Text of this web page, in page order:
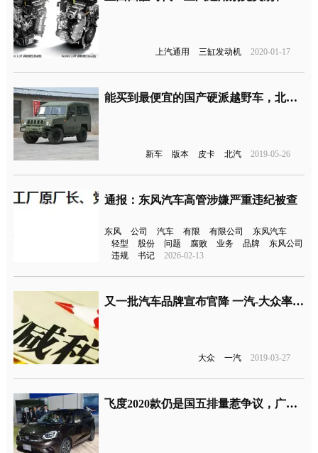
上汽通用 三缸发动机 2020-01-17
能买到最便宜的国产硬派越野车，北汽制造勇士新车型上市
新车 版本 皮卡 北汽 2019-05-26
通报：东风汽车高管涉嫌严重违纪被查
东风 公司 汽车 有限 有限公司
东风汽车
轻型
股份 问题 腐败 业务 品牌
东风公司
违规
书记 2026-02-13
又一批汽车品牌宣布官降 一汽-大众率先行事
大众 一汽 2019-03-27
飞度2020款仍是国五排量惹争议，广汽本田在“憋大招”？